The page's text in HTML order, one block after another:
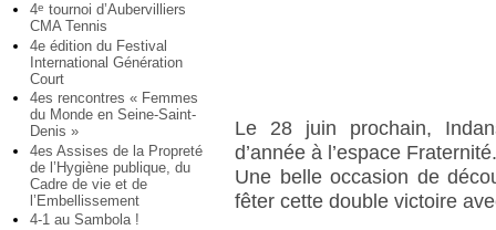
4e tournoi d’Aubervilliers
CMA Tennis
4e édition du Festival
International Génération
Court
4es rencontres « Femmes
du Monde en Seine-Saint-
Denis »
4es Assises de la Propreté
de l’Hygiène publique, du
Cadre de vie et de
l’Embellissement
4-1 au Sambola !
Le 28 juin prochain,
d’année à l’espace
Une belle occasion de
fêter cette double victoire